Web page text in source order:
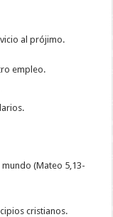
al prójimo.
empleo.
mundo (Mateo 5,13-
cristianos.